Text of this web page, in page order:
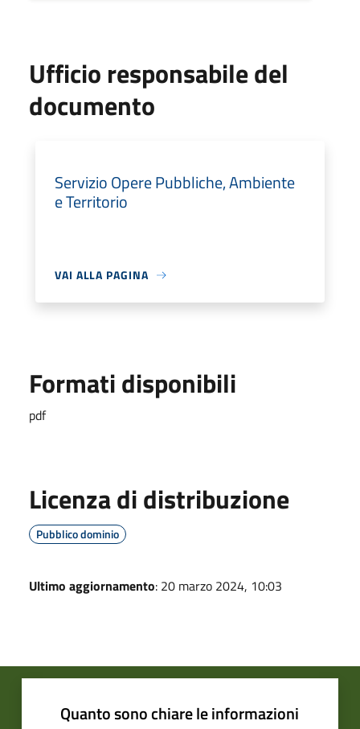
Ufficio responsabile del
documento
Servizio Opere Pubbliche, Ambiente
e Territorio
VAI ALLA PAGINA
Formati disponibili
pdf
Licenza di distribuzione
Pubblico dominio
Ultimo aggiornamento: 20 marzo 2024, 10:03
Quanto sono chiare le informazioni